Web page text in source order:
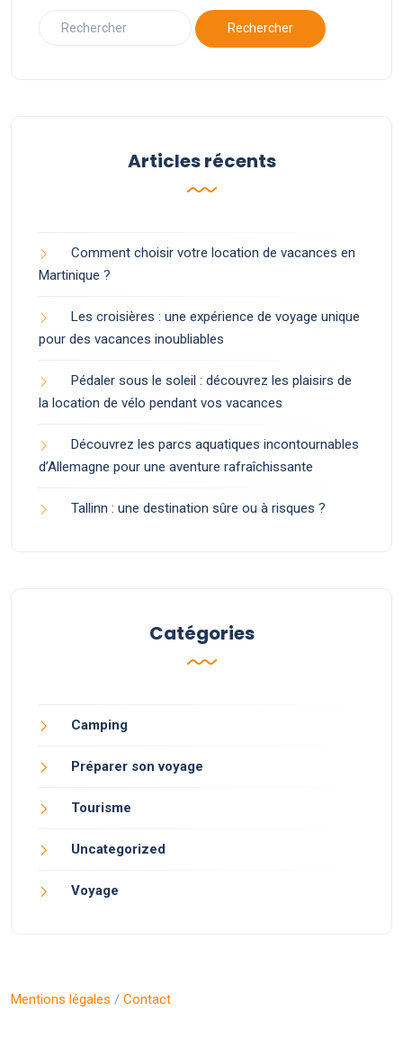
Articles récents
Comment choisir votre location de vacances en
Martinique ?
Les croisières : une expérience de voyage unique
pour des vacances inoubliables
Pédaler sous le soleil : découvrez les plaisirs de
la location de vélo pendant vos vacances
Découvrez les parcs aquatiques incontournables
d’Allemagne pour une aventure rafraîchissante
Tallinn : une destination sûre ou à risques ?
Catégories
Camping
Préparer son voyage
Tourisme
Uncategorized
Voyage
Mentions légales / Contact